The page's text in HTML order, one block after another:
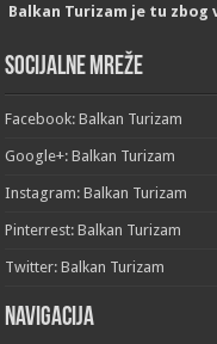
Balkan Turizam je tu zbog
Socijalne mreže
Facebook: Balkan Turizam
Google+: Balkan Turizam
Instagram: Balkan Turizam
Pinterrest: Balkan Turizam
Twitter: Balkan Turizam
Navigacija